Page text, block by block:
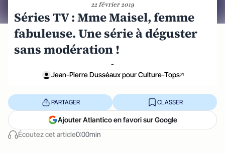
22 février 2019
Séries TV : Mme Maisel, femme
fabuleuse. Une série à déguster
sans modération !
-
Jean-Pierre Dusséaux pour Culture-Tops
Écoutez cet article0:00min
PARTAGER CLASSER
Ajouter Atlantico en favori sur Google